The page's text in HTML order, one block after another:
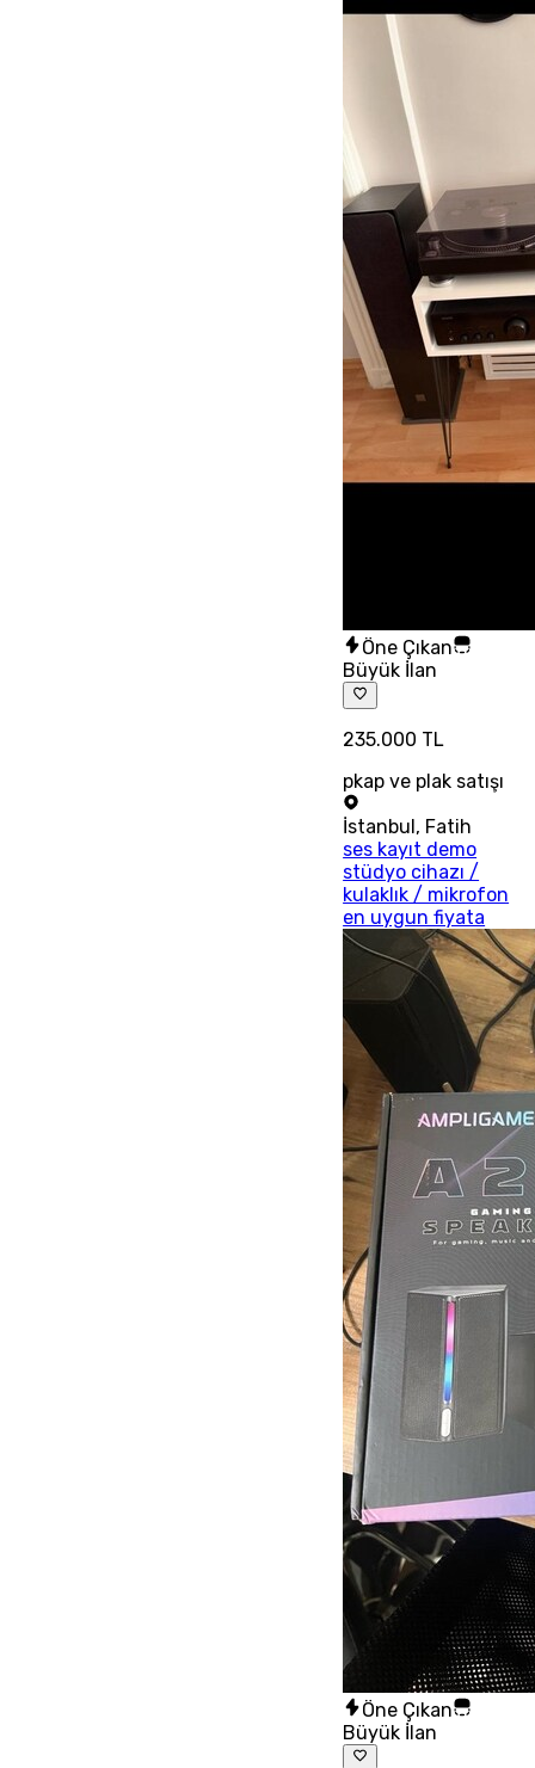
Öne Çıkan
Büyük İlan
235.000 TL
pkap ve plak satışı
İstanbul, Fatih
ses kayıt demo
stüdyo cihazı /
kulaklık / mikrofon
en uygun fiyata
Öne Çıkan
Büyük İlan